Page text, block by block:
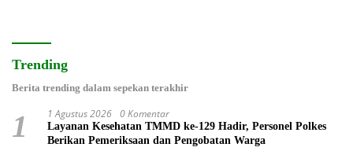
Trending
Berita trending dalam sepekan terakhir
1 1 Agustus 2026 0 Komentar
Layanan Kesehatan TMMD ke-129 Hadir, Personel Polkes
Berikan Pemeriksaan dan Pengobatan Warga